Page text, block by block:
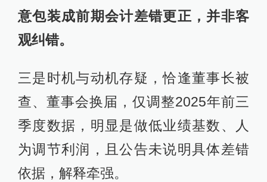
意包装成前期会计差错更正，并非客
观纠错。
三是时机与动机存疑，恰逢董事长被
查、董事会换届，仅调整2025年前三
季度数据，明显是做低业绩基数、人
为调节利润，且公告未说明具体差错
依据，解释牵强。